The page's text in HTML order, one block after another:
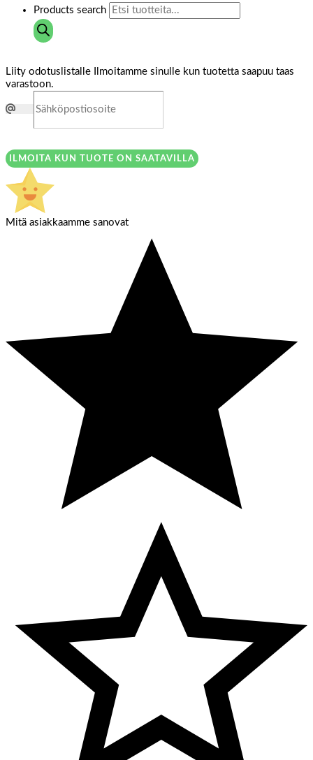
Products search
Liity odotuslistalle
Ilmoitamme sinulle kun tuotetta saapuu taas
varastoon.
ILMOITA KUN TUOTE ON SAATAVILLA
Mitä asiakkaamme sanovat